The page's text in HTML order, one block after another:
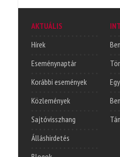
AKTUÁLIS
Hírek
Eseménynaptár
Korábbi események
Közlemények
Sajtóvisszhang
Álláshirdetés